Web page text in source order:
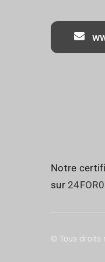
Notre
sur
© Tous droits